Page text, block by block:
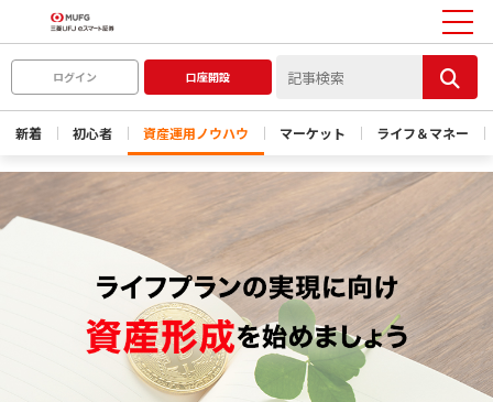
ログイン 口座開設
新着 初心者 資産運用ノウハウ マーケット ライフ＆マネー